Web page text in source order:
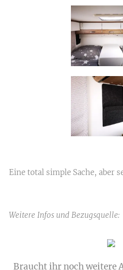
Eine total simple Sache, aber
Weitere Infos und Bezugsquelle:
Braucht ihr noch weitere